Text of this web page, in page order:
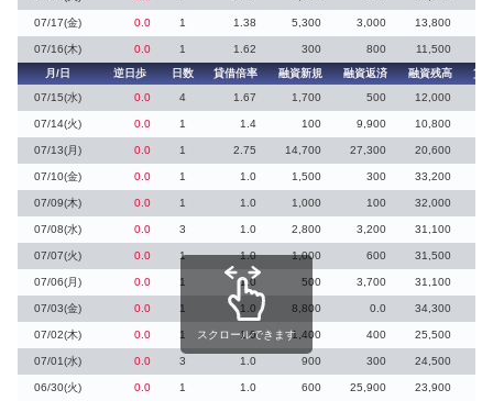
07/17(金) 0.0 1 1.38 5,300 3,000 13,800
07/16(木) 0.0 1 1.62 300 800
11,500
月/日
逆日歩 日数 貸借倍率 融資新規 融資返済 融資残高
貸
07/15(水)
0.0 4 1.67 1,700 500 12,000
07/14(火) 0.0 1 1.4 100 9,900 10,800
07/13(月) 0.0 1 2.75 14,700 27,300 20,600
07/10(金) 0.0 1 1.0 1,500 300 33,200
07/09(木) 0.0 1 1.0 1,000 100 32,000
07/08(水) 0.0 3 1.0 2,800 3,200 31,100
07/07(火) 0.0 1 1.0 1,000 600 31,500
07/06(月) 0.0 1 1.0 500 3,700 31,100
07/03(金) 0.0 1 1.0 8,800 0.0 34,300
07/02(木) 0.0 1 1.0 1,400 400 25,500
07/01(水) 0.0 3 1.0 900 300 24,500
06/30(火) 0.0 1 1.0 600 25,900 23,900
スクロールできます